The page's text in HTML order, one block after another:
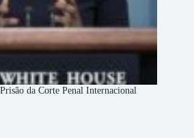
da Corte Penal Internacional